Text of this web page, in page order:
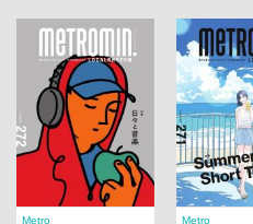
Metro Metro